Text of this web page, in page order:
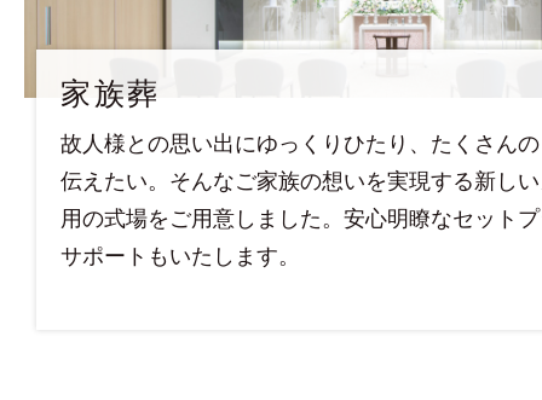
家族葬
故人様との思い出にゆっくりひたり、たくさん
伝えたい。そんなご家族の想いを実現する新し
用の式場をご用意しました。安心明瞭なセット
サポートもいたします。